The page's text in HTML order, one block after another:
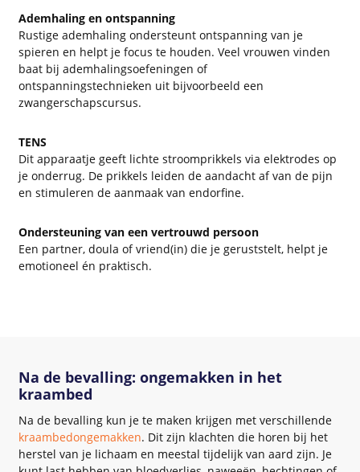
Ademhaling en ontspanning
Rustige ademhaling ondersteunt ontspanning van je
spieren en helpt je focus te houden. Veel vrouwen vinden
baat bij ademhalingsoefeningen of
ontspanningstechnieken uit bijvoorbeeld een
zwangerschapscursus.
TENS
Dit apparaatje geeft lichte stroomprikkels via elektrodes op
je onderrug. De prikkels leiden de aandacht af van de pijn
en stimuleren de aanmaak van endorfine.
Ondersteuning van een vertrouwd persoon
Een partner, doula of vriend(in) die je geruststelt, helpt je
emotioneel én praktisch.
Na de bevalling: ongemakken in het
kraambed
Na de bevalling kun je te maken krijgen met verschillende
kraambedongemakken. Dit zijn klachten die horen bij het
herstel van je lichaam en meestal tijdelijk van aard zijn. Je